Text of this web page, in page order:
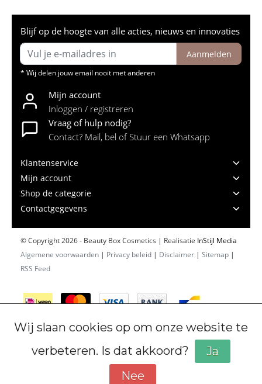
Blijf op de hoogte van alle acties, nieuws en innovaties
Aanmelden
* Wij delen jouw email nooit met anderen
Mijn account
Inloggen / registreren
Vraag of hulp nodig?
Contact? Mail, bel of Stuur een Whatsapp
Klantenservice
Mijn account
Shop de categorie
Contactgegevens
© Copyright 2026 - Beauty Box Cosmetics | Realisatie InStijl Media
Algemene voorwaarden | Privacy beleid | Disclaimer | Sitemap |
RSS Feed
Wij slaan cookies op om onze website te
verbeteren. Is dat akkoord?
Ja
Nee